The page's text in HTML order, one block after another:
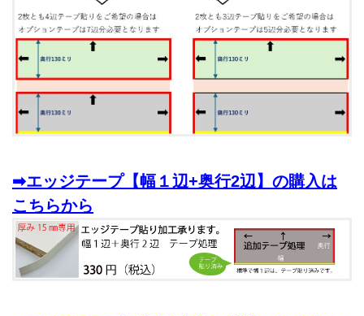
➡エッジテープ【幅１辺+奥行2辺】の購入は
こちらから